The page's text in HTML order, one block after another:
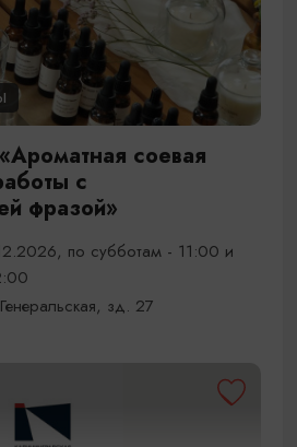
соевая
с
фразой»
по субботам - 11:00 и
зд. 27